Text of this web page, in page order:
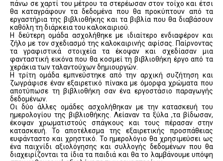
πάνω σε χαρτί του μέτρου τα στερέωσαν στον τοίχο και έτσι
θα καταγράφουν τα δεδομένα που θα προκύπτουν από τα
εργαστήρια της βιβλιοθήκης και τα βιβλία που θα διαβάσουν
καθόλη τη διάρκεια του καλοκαιριού.
Η δεύτερη ομάδα ασχολήθηκε με ιδιαίτερο ενδιαφέρον και
ζήλο με τον σχεδιασμό της καλοκαιρινής αφίσας. Παίρνοντας
τα γραφιστικά στοιχεία τα έκοψαν και σχεδίασαν μια
φανταστική εικόνα που θα κοσμεί τη βιβλιοθήκη έργο από τα
χεράκια των ταλαντούχων δημιουργών.
Η τρίτη ομάδα εμπνεύστηκε από την αρχική συζήτηση και
ζωγράφισε έναν εξαιρετικό πίνακα με όμορφα χρώματα που
αποτύπωσε τη βιβλιοθήκη σαν ένα εργοστάσιο παραγωγής
δεδομένων.
Οι δύο άλλες ομάδες ασχολήθηκαν με την κατασκευή του
ημερολογίου της βιβλιοθήκης. Λείαναν τα ξύλα ,τα βίδωσαν,
έκοψαν χρωματιστούς σπάγκους και τους πέρασαν στην
κατασκευή. Το αποτέλεσμα της εξαιρετικής προσπάθειας
ευφάνταστο και χρηστικό. Το ημερολόγιο θα χρησιμεύσει ως
ένα παιχνίδι αξιολόγησης και συλλογής δεδομένων που θα
διαχειρίζονται τα ίδια τα παιδιά και θα το λαμβάνουμε υπόψη